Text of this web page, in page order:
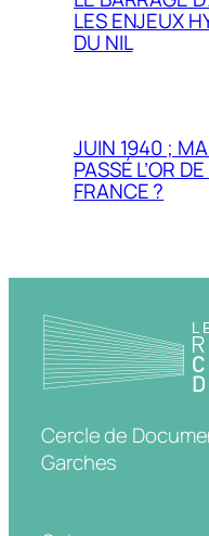
LES ENJEUX
DU NIL
JUIN 1940 ;
PASSÉ L’OR
FRANCE ?
Cercle de
Garches